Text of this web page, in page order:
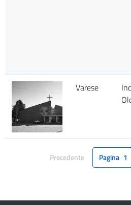
Varese
Pagina
Precedente Pagina 1